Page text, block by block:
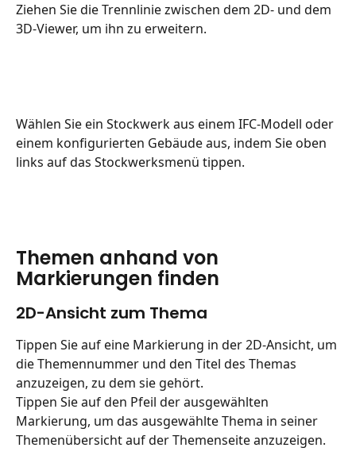
Ziehen Sie die Trennlinie zwischen dem 2D- und dem
3D-Viewer, um ihn zu erweitern.
Wählen Sie ein Stockwerk aus einem IFC-Modell oder
einem konfigurierten Gebäude aus, indem Sie oben
links auf das Stockwerksmenü tippen.
Themen anhand von
Markierungen finden
2D-Ansicht zum Thema
Tippen Sie auf eine Markierung in der 2D-Ansicht, um
die Themennummer und den Titel des Themas
anzuzeigen, zu dem sie gehört.
Tippen Sie auf den Pfeil der ausgewählten
Markierung, um das ausgewählte Thema in seiner
Themenübersicht auf der Themenseite anzuzeigen.